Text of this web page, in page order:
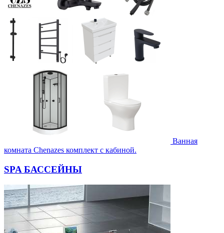
Ванная
комната Chenazes комплект с кабиной.
SPA БАССЕЙНЫ